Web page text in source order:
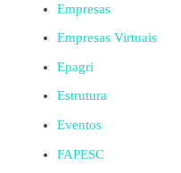
Empresas
Empresas Virtuais
Epagri
Estrutura
Eventos
FAPESC